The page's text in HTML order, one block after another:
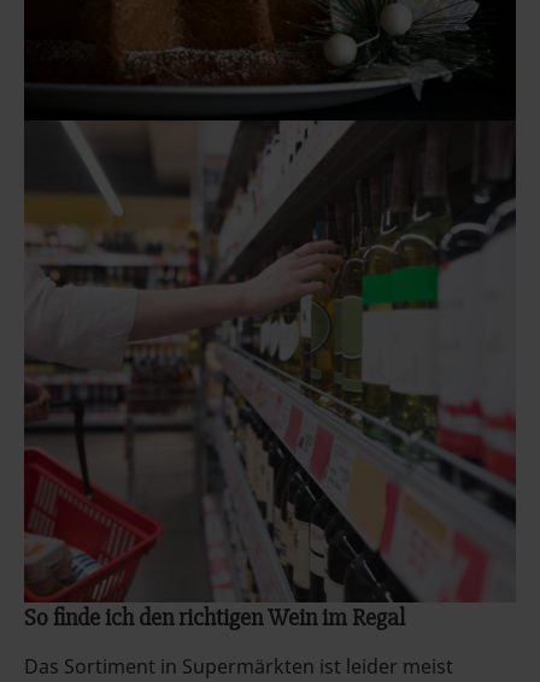
So finde ich den richtigen Wein im Regal
Das Sortiment in Supermärkten ist leider meist